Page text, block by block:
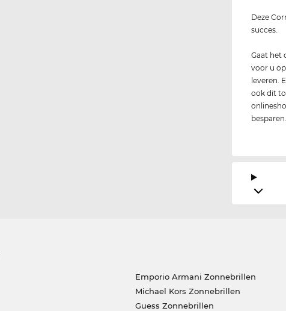
Deze
succes.
Gaat het
voor u
leveren.
ook dit
Emporio Armani Zonnebrillen
Michael Kors Zonnebrillen
Guess Zonnebrillen